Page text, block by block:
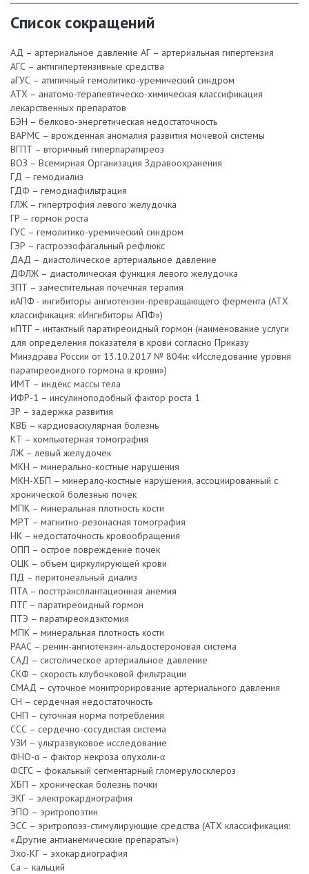
Список сокращений
АД – артериальное давление АГ – артериальная гипертензия
АГС – антигипертензивные средства
аГУС – атипичный гемолитико-уремический синдром
АТХ – анатомо-терапевтическо-химическая классификация
лекарственных препаратов
БЭН – белково-энергетическая недостаточность
ВАРМС – врожденная аномалия развития мочевой системы
ВГПТ – вторичный гиперпаратиреоз
ВОЗ – Всемирная Организация Здравоохранения
ГД – гемодиализ
ГДФ – гемодиафильтрация
ГЛЖ – гипертрофия левого желудочка
ГР – гормон роста
ГУС – гемолитико-уремический синдром
ГЭР – гастроэзофагальный рефлюкс
ДАД – диастолическое артериальное давление
ДФЛЖ – диастолическая функция левого желудочка
ЗПТ – заместительная почечная терапия
иАПФ - ингибиторы ангиотензин-превращающего фермента (АТХ
классификация: «Ингибиторы АПФ»)
иПТГ – интактный паратиреоидный гормон (наименование услуги
для определения показателя в крови согласно Приказу
Минздрава России от 13.10.2017 № 804н: «Исследование уровня
паратиреоидного гормона в крови»)
ИМТ – индекс массы тела
ИФР-1 – инсулиноподобный фактор роста 1
ЗР – задержка развития
КВБ – кардиоваскулярная болезнь
КТ – компьютерная томография
ЛЖ – левый желудочек
МКН – минерально-костные нарушения
МКН-ХБП – минерало-костные нарушения, ассоциированный с
хронической болезнью почек
МПК – минеральная плотность кости
МРТ – магнитно-резонасная томография
НК – недостаточность кровообращения
ОПП – острое повреждение почек
ОЦК – объем циркулирующей крови
ПД – перитонеальный диализ
ПТА – посттрансплантационная анемия
ПТГ – паратиреоидный гормон
ПТЭ – паратиреоидэктомия
МПК – минеральная плотность кости
РААС – ренин-ангиотензин-альдостероновая система
САД – систолическое артериальное давление
СКФ – скорость клубочковой фильтрации
СМАД – суточное монитрорирование артериального давления
СН – сердечная недостаточность
СНП – суточная норма потребления
ССС – сердечно-сосудистая система
УЗИ – ультразвуковое исследование
ФНО-α – фактор некроза опухоли-α
ФСГС – фокальный сегментарный гломерулосклероз
ХБП – хроническая болезнь почки
ЭКГ – электрокардиография
ЭПО – эритропоэтин
ЭСС – эритропоэз-стимулирующие средства (АТХ классификация:
«Другие антианемические препараты»)
Эхо-КГ – эхокардиография
Ca – кальций